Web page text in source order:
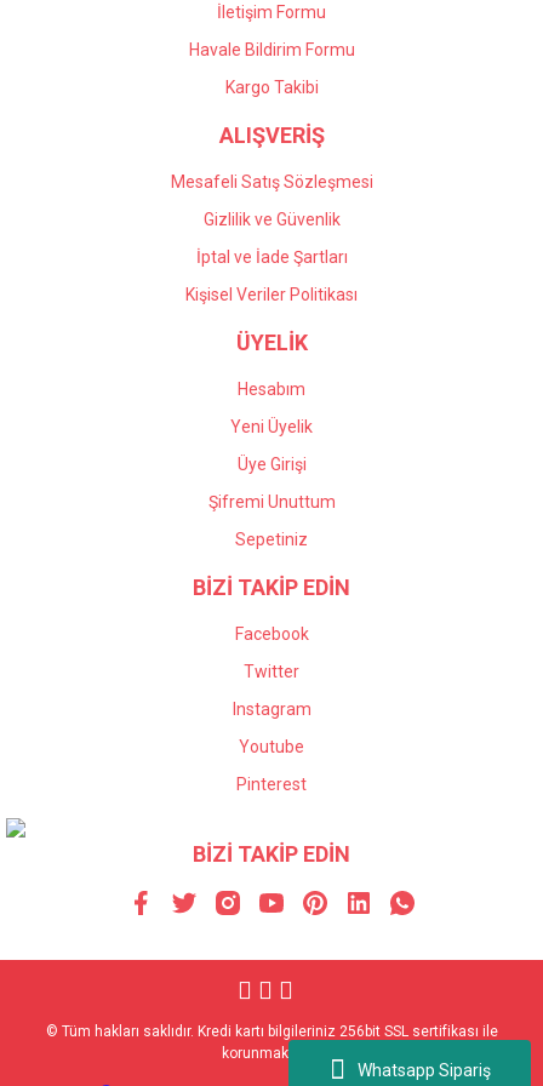
Whatsapp Sipariş
Gönder
İletişim Formu
Havale Bildirim Formu
Kargo Takibi
ALIŞVERİŞ
Mesafeli Satış Sözleşmesi
Gizlilik ve Güvenlik
İptal ve İade Şartları
Kişisel Veriler Politikası
ÜYELİK
Hesabım
Yeni Üyelik
Üye Girişi
Şifremi Unuttum
Sepetiniz
BİZİ TAKİP EDİN
Facebook
Twitter
Instagram
Youtube
Pinterest
BİZİ TAKİP EDİN
© Tüm hakları saklıdır. Kredi kartı bilgileriniz 256bit SSL sertifikası ile
korunmaktadır.